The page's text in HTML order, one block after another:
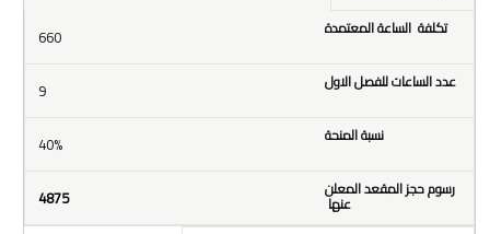
660
9
40%
4875